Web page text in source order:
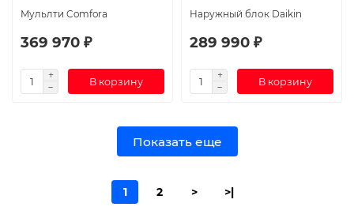
Мульлти Comfora
369 970 ₽
В корзину
Наружный блок Daikin
289 990 ₽
В корзину
Показать еще
1 2 > >|